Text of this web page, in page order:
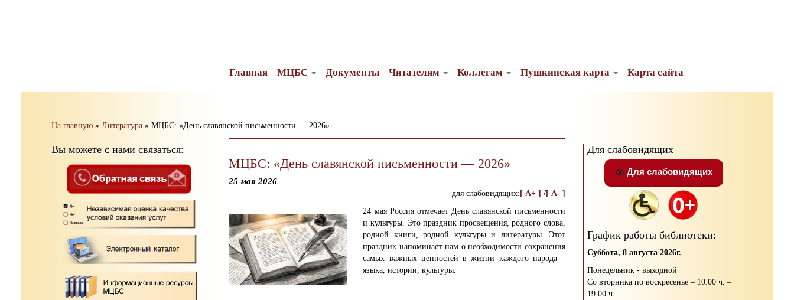
Главная МЦБС Документы Читателям Коллегам Пушкинская карта Карта сайта
На главную » Литература » МЦБС: «День славянской письменности — 2026»
Вы можете с нами связаться:
МЦБС: «День славянской письменности — 2026»
25 мая 2026
для слабовидящих: [ A+ ] /[ A- ]
24 мая Россия отмечает День славянской письменности
и культуры. Это праздник просвещения, родного слова,
родной книги, родной культуры и литературы. Этот
праздник напоминает нам о необходимости сохранения
самых важных ценностей в жизни каждого народа –
языка, истории, культуры.
Для слабовидящих
Для слабовидящих
График работы библиотеки:
Суббота, 8 августа 2026г.
Понедельник - выходной
Со вторника по воскресенье – 10.00 ч. –
19.00 ч.